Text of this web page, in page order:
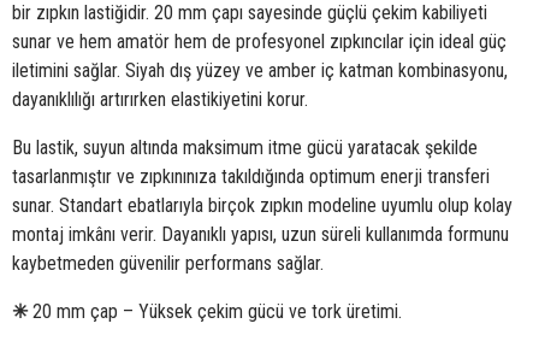
bir zıpkın lastiğidir. 20 mm çapı sayesinde güçlü çekim kabiliyeti
sunar ve hem amatör hem de profesyonel zıpkıncılar için ideal güç
iletimini sağlar. Siyah dış yüzey ve amber iç katman kombinasyonu,
dayanıklılığı artırırken elastikiyetini korur.
Bu lastik, suyun altında maksimum itme gücü yaratacak şekilde
tasarlanmıştır ve zıpkınınıza takıldığında optimum enerji transferi
sunar. Standart ebatlarıyla birçok zıpkın modeline uyumlu olup kolay
montaj imkânı verir. Dayanıklı yapısı, uzun süreli kullanımda formunu
kaybetmeden güvenilir performans sağlar.
✳20 mm çap – Yüksek çekim gücü ve tork üretimi.